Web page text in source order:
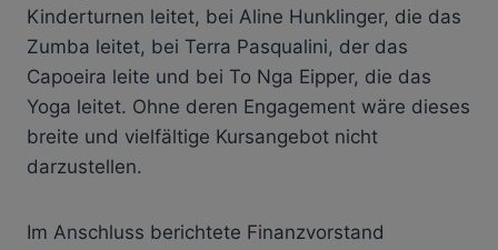
Kinderturnen leitet, bei Aline Hunklinger, die das
Zumba leitet, bei Terra Pasqualini, der das
Capoeira leite und bei To Nga Eipper, die das
Yoga leitet. Ohne deren Engagement wäre dieses
breite und vielfältige Kursangebot nicht
darzustellen.
Im Anschluss berichtete Finanzvorstand